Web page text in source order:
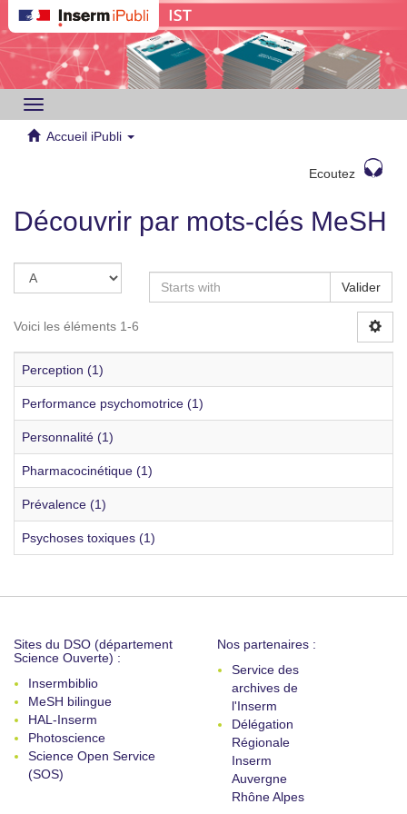
Toggle
navigation
Accueil iPubli
Ecoutez
Découvrir par mots-clés MeSH
Valider
Voici les éléments 1-6
Perception (1)
Performance psychomotrice (1)
Personnalité (1)
Pharmacocinétique (1)
Prévalence (1)
Psychoses toxiques (1)
Sites du DSO (département
Science Ouverte) :
Insermbiblio
MeSH bilingue
HAL-Inserm
Photoscience
Science Open Service
(SOS)
Nos partenaires :
Service des
archives de
l'Inserm
Délégation
Régionale
Inserm
Auvergne
Rhône Alpes